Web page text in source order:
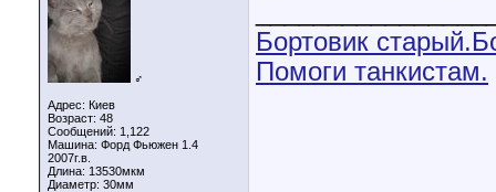
♂
Адрес: Киев
Возраст: 48
Сообщений: 1,122
Машина: Форд Фьюжен 1.4
2007г.в.
Длина: 13530мкм
Диаметр: 30мм
Бортовик старый.
Помоги танкистам.